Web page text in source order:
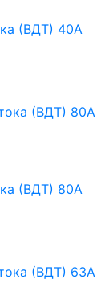
(ВДТ) 40A
(ВДТ) 80A